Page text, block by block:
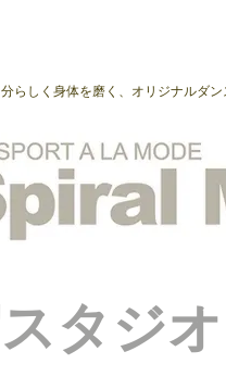
らしく身体を磨く、オリジナルダ
タジオ